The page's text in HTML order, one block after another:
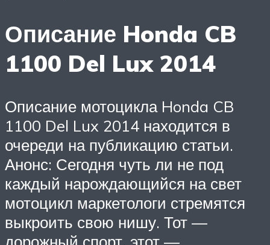
Описание Honda CB
1100 Del Lux 2014
Описание мотоцикла Honda CB
1100 Del Lux 2014 находится в
очереди на публикацию статьи.
Анонс: Сегодня чуть ли не под
каждый нарождающийся на свет
мотоцикл маркетологи стремятся
выкроить свою нишу. Тот —